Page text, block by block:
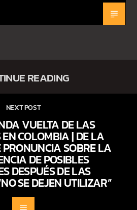
READING
NEXT POST
VUELTA DE LAS
EN COLOMBIA | DE LA
PRONUNCIA SOBRE LA
DE POSIBLES
DESPUÉS DE LAS
SE DEJEN UTILIZAR”